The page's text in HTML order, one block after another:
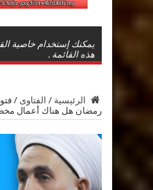
يمكنك إستخدام خاصية
هذه القائمة .
الرئيسية / الفتاوى /
رمضان هل هناك أعمال